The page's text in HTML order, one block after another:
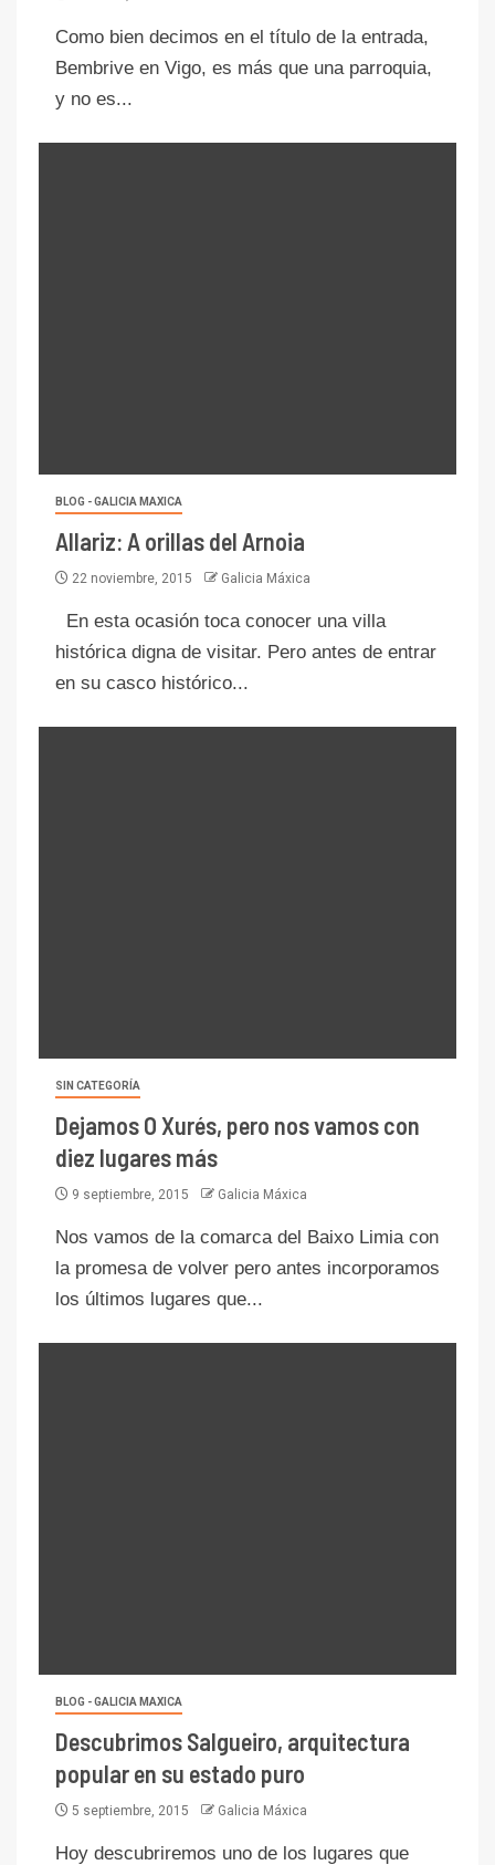
Como bien decimos en el título de la entrada,
Bembrive en Vigo, es más que una parroquia,
y no es...
BLOG - GALICIA MAXICA
Allariz: A orillas del Arnoia
22 noviembre, 2015 Galicia Máxica
En esta ocasión toca conocer una villa
histórica digna de visitar. Pero antes de entrar
en su casco histórico...
SIN CATEGORÍA
Dejamos O Xurés, pero nos vamos con
diez lugares más
9 septiembre, 2015 Galicia Máxica
Nos vamos de la comarca del Baixo Limia con
la promesa de volver pero antes incorporamos
los últimos lugares que...
BLOG - GALICIA MAXICA
Descubrimos Salgueiro, arquitectura
popular en su estado puro
5 septiembre, 2015 Galicia Máxica
Hoy descubriremos uno de los lugares que